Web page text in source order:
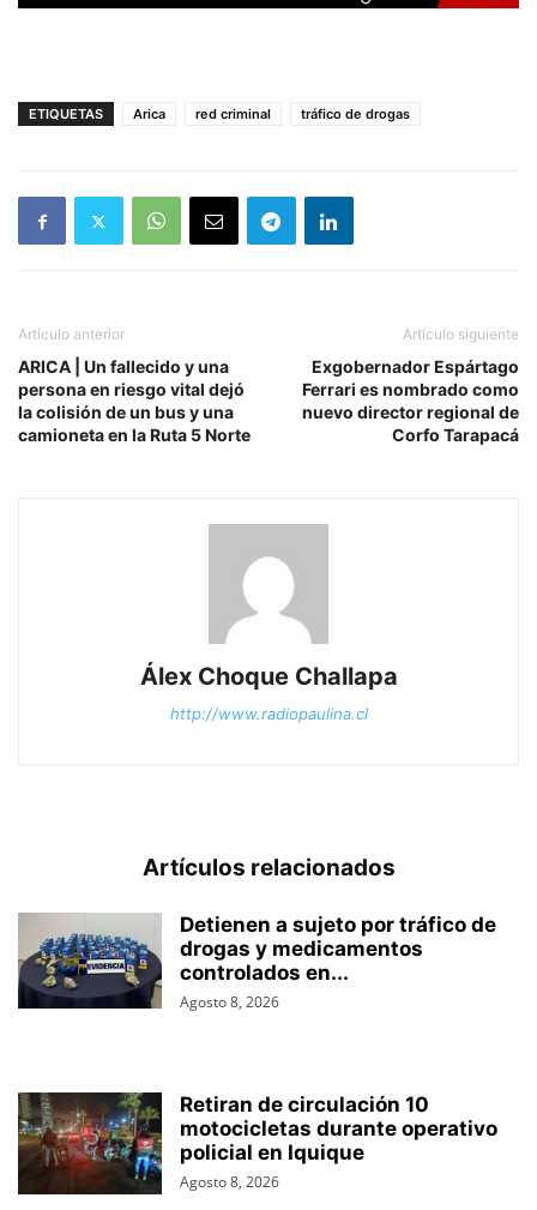
ETIQUETAS Arica red criminal tráfico de drogas
Artículo anterior
ARICA | Un fallecido y una
persona en riesgo vital dejó
la colisión de un bus y una
camioneta en la Ruta 5 Norte
Artículo siguiente
Exgobernador Espártago
Ferrari es nombrado como
nuevo director regional de
Corfo Tarapacá
Álex Choque Challapa
http://www.radiopaulina.cl
Artículos relacionados
Detienen a sujeto por tráfico de
drogas y medicamentos
controlados en...
Agosto 8, 2026
Retiran de circulación 10
motocicletas durante operativo
policial en Iquique
Agosto 8, 2026